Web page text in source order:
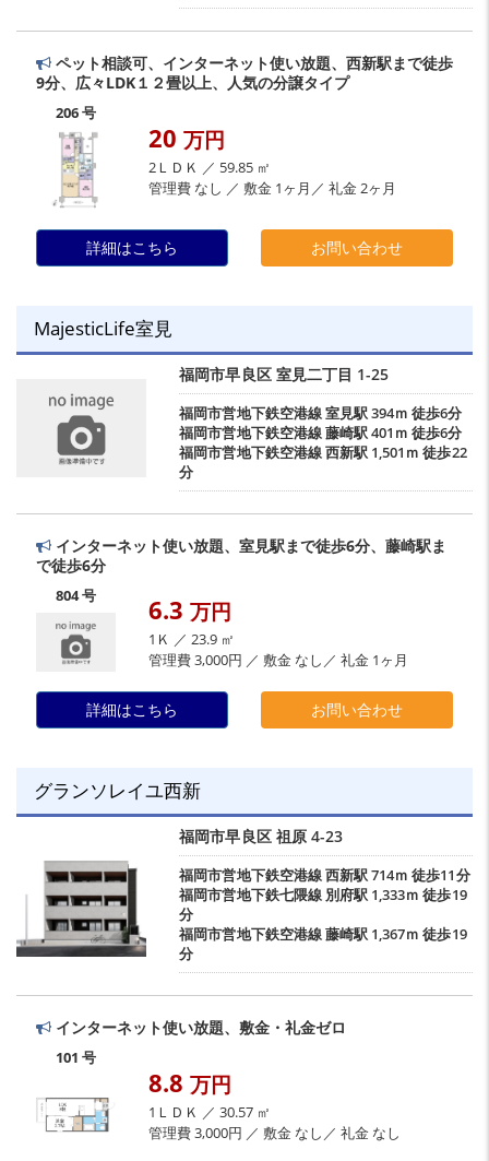
ペット相談可、インターネット使い放題、西新駅まで徒歩
9分、広々LDK１２畳以上、人気の分譲タイプ
206 号
20 万円
2ＬＤＫ ／ 59.85 ㎡
管理費 なし ／ 敷金 1ヶ月／ 礼金 2ヶ月
詳細はこちら お問い合わせ
MajesticLife室見
福岡市早良区 室見二丁目 1-25
福岡市営地下鉄空港線室見駅394ｍ 徒歩6分
福岡市営地下鉄空港線藤崎駅401ｍ 徒歩6分
福岡市営地下鉄空港線西新駅 1,501ｍ 徒歩22
分
インターネット使い放題、室見駅まで徒歩6分、藤崎駅ま
で徒歩6分
804 号 6.3 万円
1Ｋ ／ 23.9 ㎡
管理費 3,000円 ／ 敷金 なし／ 礼金 1ヶ月
詳細はこちら お問い合わせ
グランソレイユ西新
福岡市早良区 祖原4-23
福岡市営地下鉄空港線西新駅714ｍ 徒歩11分
福岡市営地下鉄七隈線 別府駅 1,333ｍ 徒歩19
分
福岡市営地下鉄空港線藤崎駅 1,367ｍ 徒歩19
分
インターネット使い放題、敷金・礼金ゼロ
101 号
8.8 万円
1ＬＤＫ ／ 30.57 ㎡
管理費 3,000円 ／ 敷金 なし／ 礼金 なし